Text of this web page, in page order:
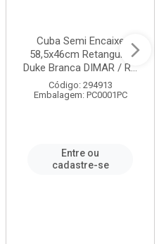
Cuba Semi Encaixe
58,5x46cm Retangular
Duke Branca DIMAR / R...
Código: 294913
Embalagem: PC0001PC
Entre ou
cadastre-se